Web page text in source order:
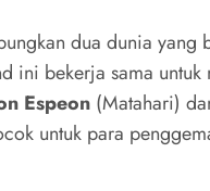
dua dunia yang
ini bekerja sama
Espeon (Matahari)
untuk para